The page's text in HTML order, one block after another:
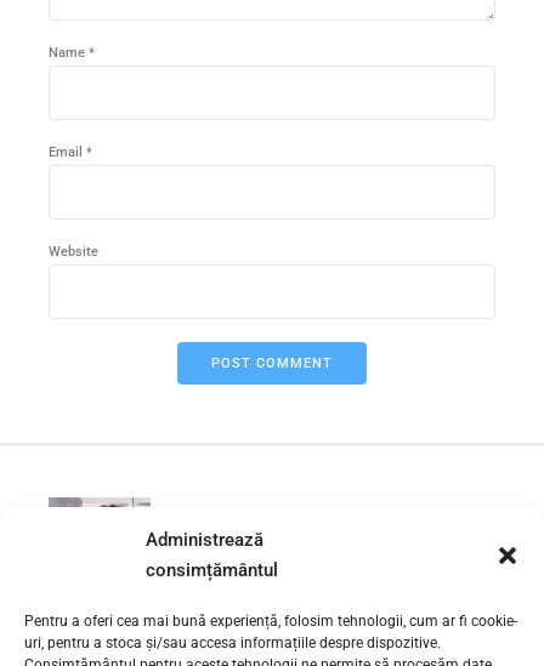
Administrează
consimțământul
Pentru a oferi cea mai bună experiență, folosim tehnologii, cum ar fi cookie-
uri, pentru a stoca și/sau accesa informațiile despre dispozitive.
Name *
Email *
Website
POST COMMENT
Desfundare scurgere baie
Grivita Sector 1
NEXT